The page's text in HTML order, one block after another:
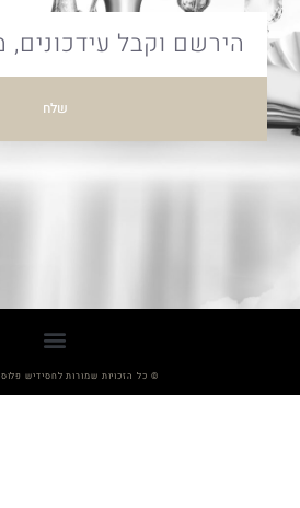
שלח
© כל הזכויות שמורות לחסידיש פלוס 2013-2026